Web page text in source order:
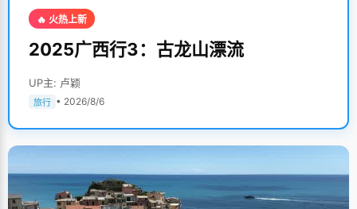
🔥 火热上新
2025广西行3：古龙山漂流
UP主: 卢颖
旅行 • 2026/8/6